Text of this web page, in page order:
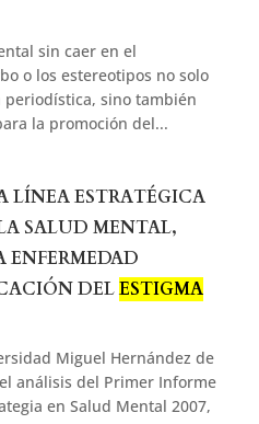
sin caer en el
o los estereotipos no solo
sino también
la promoción del...
LÍNEA ESTRATÉGICA
SALUD MENTAL,
ENFERMEDAD
DELESTIGMA
Miguel Hernández de
análisis del Primer Informe
en Salud Mental 2007,